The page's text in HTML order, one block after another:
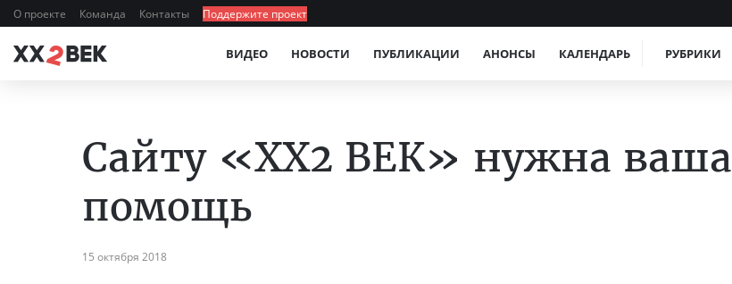
О проекте Команда Контакты Поддержите проект
ВИДЕО НОВОСТИ ПУБЛИКАЦИИ АНОНСЫ КАЛЕНДАРЬ РУБРИКИ
Сайту «XX2 ВЕК» нужна ваша
помощь
15 октября 2018